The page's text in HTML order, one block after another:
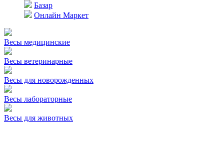
Базар
Онлайн Маркет
Весы медицинские
Весы ветеринарные
Весы для новорожденных
Весы лабораторные
Весы для животных